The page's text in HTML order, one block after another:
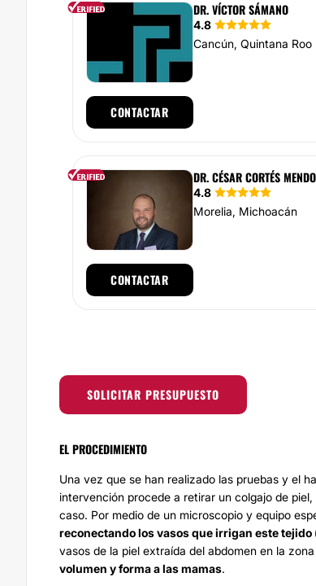
DR. VÍCTOR SÁMANO
4.8
Cancún, Quintana Roo
CONTACTAR
DR. CÉSAR CORTÉS
4.8
Morelia, Michoacán
CONTACTAR
SOLICITAR PRESUPUESTO
EL PROCEDIMIENTO
Una vez que se han realizado las pruebas y el
intervención procede a retirar un colgajo de
caso. Por medio de un microscopio y equipo
reconectando los vasos que irrigan este
vasos de la piel extraída del abdomen en la
volumen y forma a las mamas.